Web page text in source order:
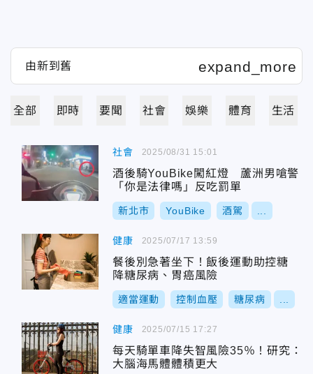
全部 即時 要聞 社會 娛樂 體育 生活
社會
酒後騎YouBike闖紅燈 蘆洲男嗆警
「你是法律嗎」反吃罰單
新北市 YouBike 酒駕
2025/08/31 15:01
健康
餐後別急著坐下！飯後運動助控糖
降糖尿病、胃癌風險
適當運動 控制血壓 糖尿病
2025/07/17 13:59
健康
每天騎單車降失智風險35％！研究：
大腦海馬體體積更大
2025/07/15 17:27